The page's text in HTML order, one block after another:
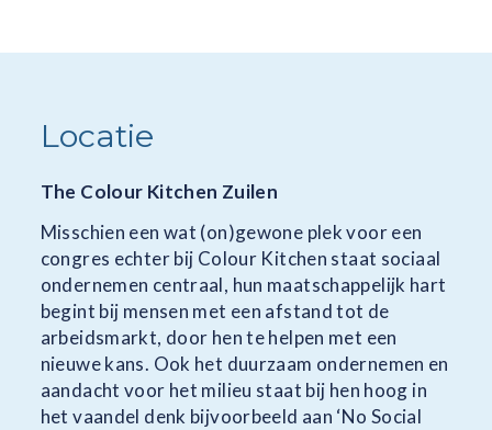
Locatie
The Colour Kitchen Zuilen
Misschien een wat (on)gewone plek voor een
congres echter bij Colour Kitchen staat sociaal
ondernemen centraal, hun maatschappelijk hart
begint bij mensen met een afstand tot de
arbeidsmarkt, door hen te helpen met een
nieuwe kans. Ook het duurzaam ondernemen en
aandacht voor het milieu staat bij hen hoog in
het vaandel denk bijvoorbeeld aan ‘No Social